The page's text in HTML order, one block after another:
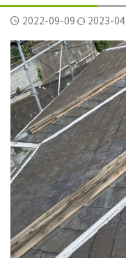
横須賀市公郷町 横
横須賀市平作 横須
横須賀市野比 横須
2022-09-09 2023-